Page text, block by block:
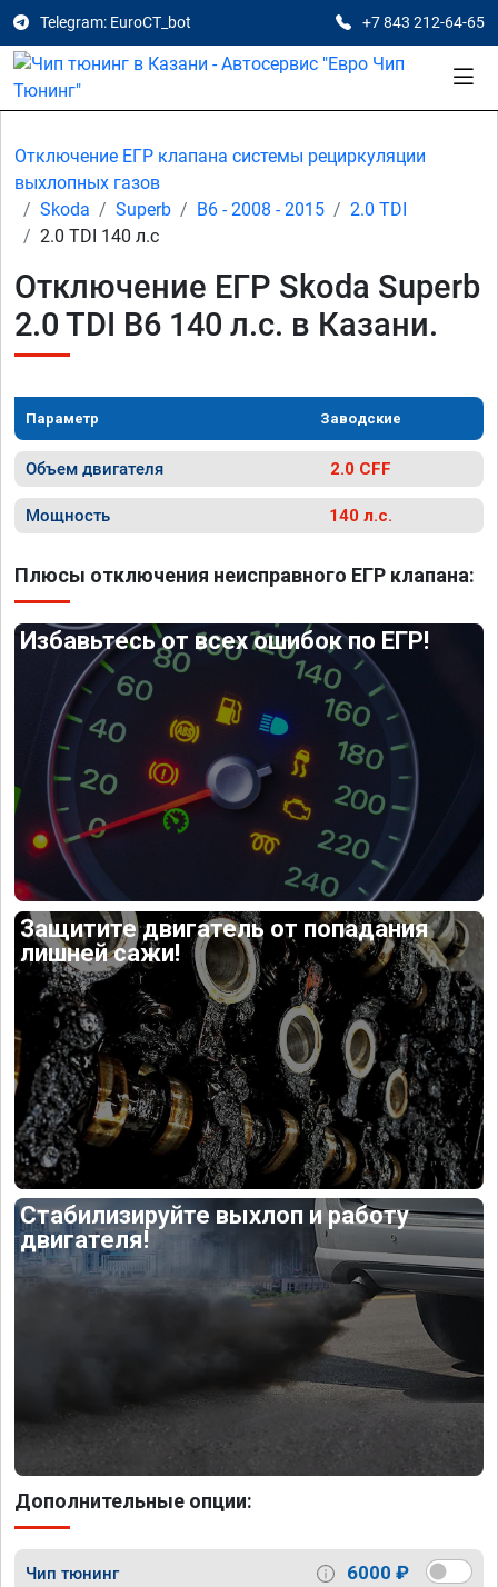
Telegram: EuroCT_bot +7 843 212-64-65
Отключение ЕГР клапана системы рециркуляции
выхлопных газов
Skoda
Superb B6 - 2008 - 2015
2.0 TDI
2.0 TDI 140 л.с
Отключение ЕГР Skoda Superb
2.0 TDI B6 140 л.с. в Казани.
Параметр Заводские
Объем двигателя 2.0 CFF
Мощность 140 л.с.
Плюсы отключения неисправного ЕГР клапана:
Избавьтесь от всех ошибок по ЕГР!
Защитите двигатель от попадания
лишней сажи!
Стабилизируйте выхлоп и работу
двигателя!
Дополнительные опции:
Чип тюнинг 6000 ₽